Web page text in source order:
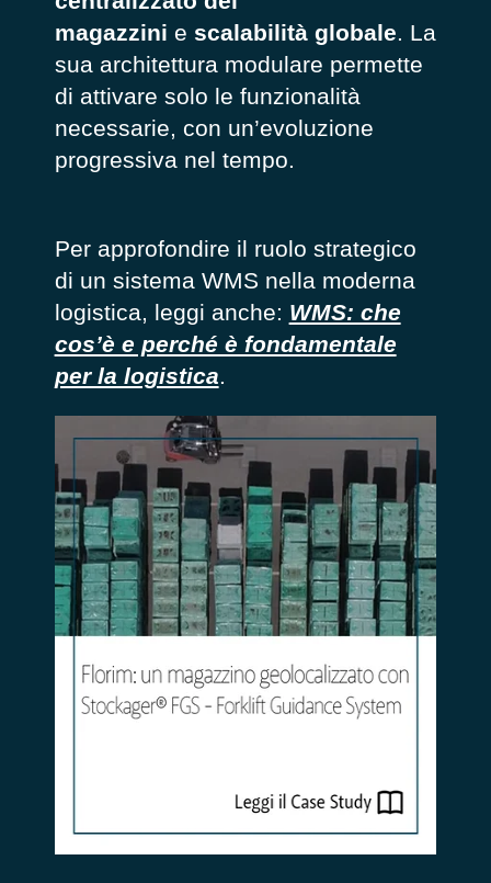
magazzini e scalabilità globale. La
sua architettura modulare permette
di attivare solo le funzionalità
necessarie, con un’evoluzione
progressiva nel tempo.
Per approfondire il ruolo strategico
di un sistema WMS nella moderna
logistica, leggi anche: WMS: che
cos’è e perché è fondamentale
per la logistica.